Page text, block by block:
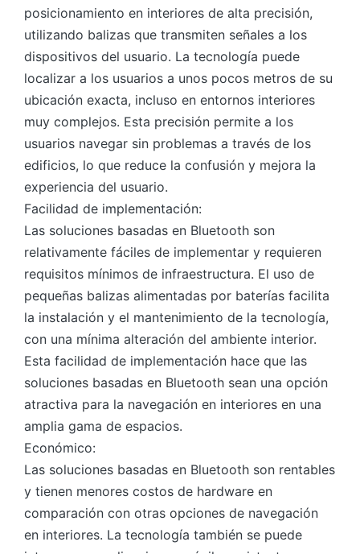
posicionamiento en interiores de alta precisión,
utilizando balizas que transmiten señales a los
dispositivos del usuario. La tecnología puede
localizar a los usuarios a unos pocos metros de su
ubicación exacta, incluso en entornos interiores
muy complejos. Esta precisión permite a los
usuarios navegar sin problemas a través de los
edificios, lo que reduce la confusión y mejora la
experiencia del usuario.
Facilidad de implementación:
Las soluciones basadas en Bluetooth son
relativamente fáciles de implementar y requieren
requisitos mínimos de infraestructura. El uso de
pequeñas balizas alimentadas por baterías facilita
la instalación y el mantenimiento de la tecnología,
con una mínima alteración del ambiente interior.
Esta facilidad de implementación hace que las
soluciones basadas en Bluetooth sean una opción
atractiva para la navegación en interiores en una
amplia gama de espacios.
Económico:
Las soluciones basadas en Bluetooth son rentables
y tienen menores costos de hardware en
comparación con otras opciones de navegación
en interiores. La tecnología también se puede